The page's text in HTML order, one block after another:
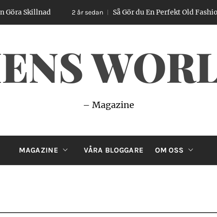
2 år sedan Så Gör du En Perfekt Old Fashioned –
– Magazine
MAGAZINE VÅRA BLOGGARE OM OSS